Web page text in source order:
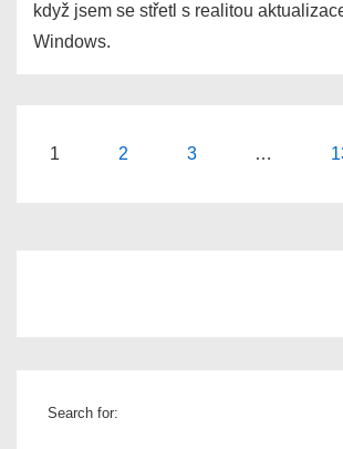
když jsem se střetl s realitou
Windows.
Posts
1 2 3 …
Search for: